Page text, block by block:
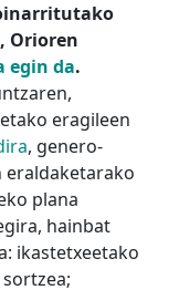
Orioren
egin da.
eragileen
, genero-
plana
hainbat
ikastetxeetako